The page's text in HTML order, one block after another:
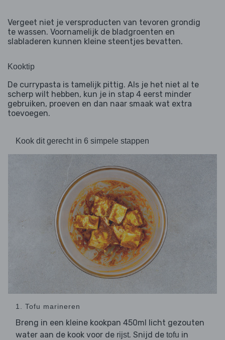
Vergeet niet je versproducten van tevoren grondig
te wassen. Voornamelijk de bladgroenten en
slabladeren kunnen kleine steentjes bevatten.
Kooktip
De currypasta is tamelijk pittig. Als je het niet al te
scherp wilt hebben, kun je in stap 4 eerst minder
gebruiken, proeven en dan naar smaak wat extra
toevoegen.
Kook dit gerecht in 6 simpele stappen
1. Tofu marineren
Breng in een kleine kookpan 450ml licht gezouten
water aan de kook voor de rijst. Snijd de tofu in